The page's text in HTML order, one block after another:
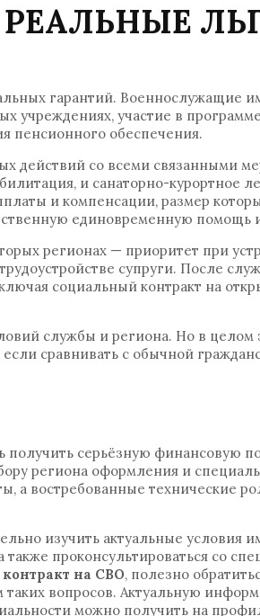
гарантий. Военнослужащие
учреждениях, участие в
пенсионного обеспечения.
действий со всеми связанными
и санаторно-курортное
и компенсации, размер
единовременную
регионах — приоритет при
супруги. После
социальный контракт на
службы и региона. Но в целом
сравнивать с обычной
получить серьёзную финансовую
региона оформления и
а востребованные технические
изучить актуальные условия
проконсультироваться со
на СВО, полезно
вопросов. Актуальную
можно получить на